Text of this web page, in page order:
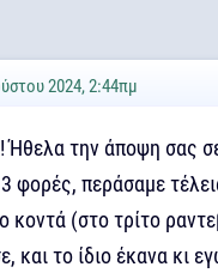
2024, 2:44πμ
Ήθελα την άποψη σας
φορές, περάσαμε
κοντά (στο τρίτο
και το ίδιο έκανα κι